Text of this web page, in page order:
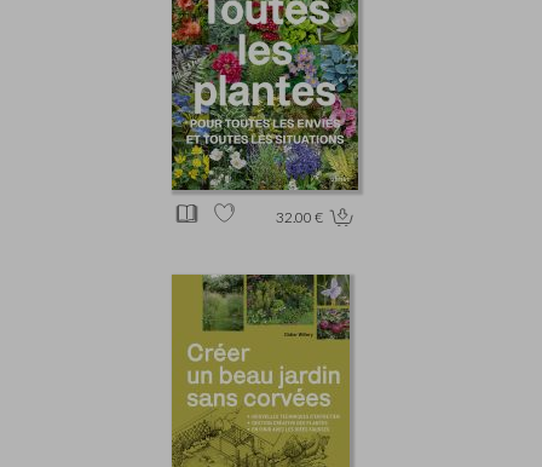
32.00 €